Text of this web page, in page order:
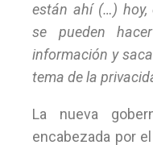
están ahí (…) hoy,
se pueden
información y
tema de la
La nueva
encabezada por